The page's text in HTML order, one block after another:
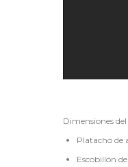
Dimensiones
Platacho de
Escobillón